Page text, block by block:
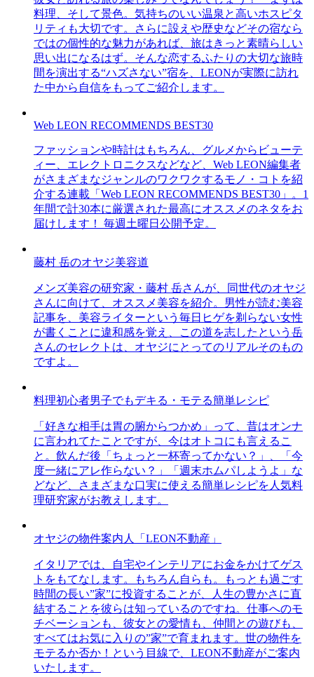
料理、そして景色。気持ちのいい温泉と高いホスピタ
リティも大切です。さらに設えや歴史などその宿なら
ではの個性的な魅力があれば、旅はきっと素晴らしい
思い出になるはず。そんな恋するふたりの大切な旅時
間を演出する“ハズさない”宿を、LEONが実際に訪れ
た中から自信をもってご紹介します。
Web LEON RECOMMENDS BEST30
ファッションや時計はもちろん、グルメからビューテ
ィー、エレクトロニクスなどなど、Web LEON編集者
がさまざまなジャンルのワクワクするモノ・コトを紹
介する連載「Web LEON RECOMMENDS BEST30」。1
年間で計30本に厳選された最高にオススメのネタをお
届けします！ 毎週土曜日公開予定。
藤村 岳のオヤジ美容道
メンズ美容の研究家・藤村 岳さんが、同世代のオヤジ
さんに向けて、オススメ美容を紹介。男性が読む美容
記事を、美容ライターという毎日ヒゲを剃らない女性
が書くことに違和感を覚え、この道を志したという岳
さんのセレクトは、オヤジにとってのリアルそのもの
ですよ。
料理初心者男子でもデキる・モテる簡単レシピ
「好きな相手は胃の腑からつかめ」って、昔はオンナ
に言われてたことですが、今はオトコにも言えるこ
と。飲んだ後「ちょっと一杯寄ってかない？」、「今
度一緒にアレ作らない？」「週末ホムパしようよ」な
どなど、さまざまな口実に使える簡単レシピを人気料
理研究家がお教えします。
オヤジの物件案内人「LEON不動産」
イタリアでは、自宅やインテリアにお金をかけてゲス
トをもてなします。もちろん自らも。もっとも過ごす
時間の長い”家”に投資することが、人生の豊かさに直
結することを彼らは知っているのですね。仕事へのモ
チベーションも、彼女との愛情も、仲間との遊びも、
すべてはお気に入りの”家”で育まれます。世の物件を
モテるか否か！という目線で、LEON不動産がご案内
いたします。